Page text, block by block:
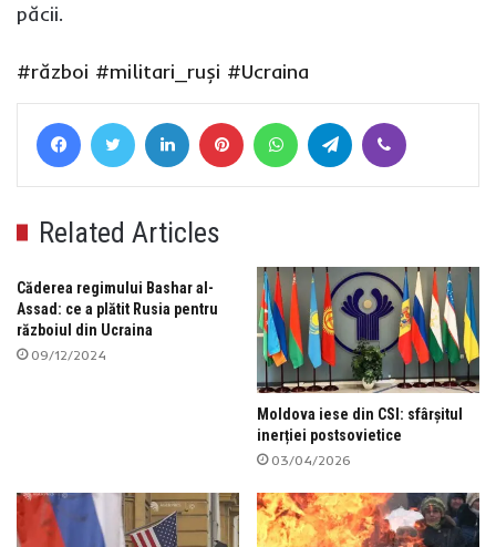
păcii.
#război #militari_ruși #Ucraina
FacebookTwitter LinkedIn Pinterest WhatsAppTelegram
Related Articles
Căderea regimului Bashar al-
Assad: ce a plătit Rusia pentru
războiul din Ucraina
09/12/2024
Moldova iese din CSI: sfârșitul
inerției postsovietice
03/04/2026